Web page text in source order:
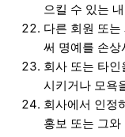
으킬 수 있는
다른 회원 또
써 명예를 손상
회사 또는 타
시키거나 모욕
회사에서 인정
홍보 또는 그